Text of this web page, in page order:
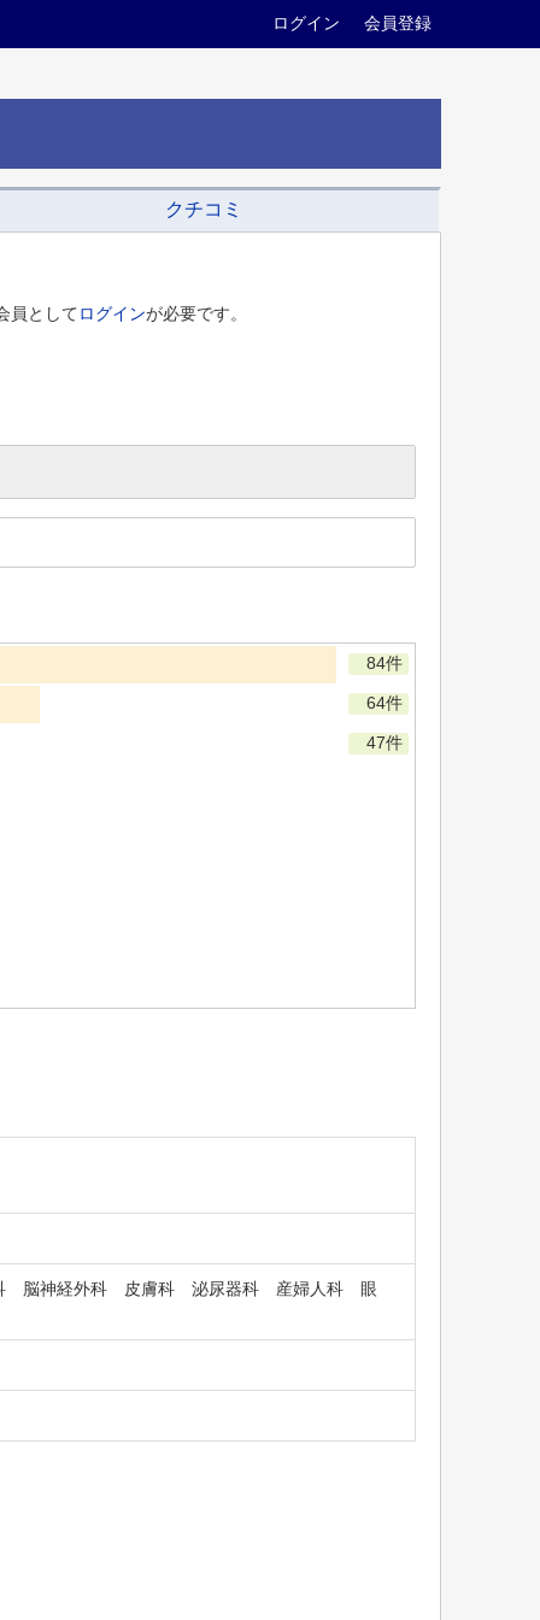
ログイン 会員登録
クチコミ
員としてログインが必要です。
84件
64件
47件
脳神経外科 皮膚科 泌尿器科 産婦人科 眼